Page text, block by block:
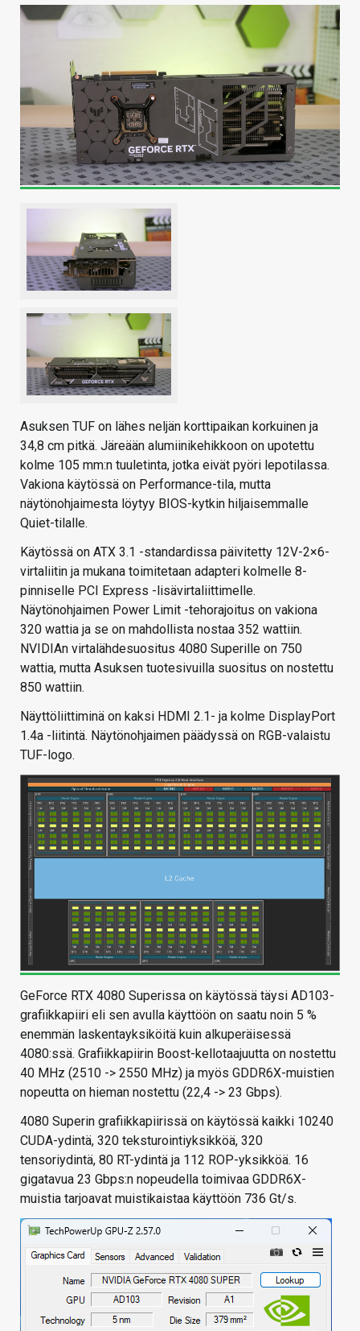
Asuksen TUF on lähes neljän korttipaikan korkuinen ja
34,8 cm pitkä. Järeään alumiinikehikkoon on upotettu
kolme 105 mm:n tuuletinta, jotka eivät pyöri lepotilassa.
Vakiona käytössä on Performance-tila, mutta
näytönohjaimesta löytyy BIOS-kytkin hiljaisemmalle
Quiet-tilalle.
Käytössä on ATX 3.1 -standardissa päivitetty 12V-2×6-
virtaliitin ja mukana toimitetaan adapteri kolmelle 8-
pinniselle PCI Express -lisävirtaliittimelle.
Näytönohjaimen Power Limit -tehorajoitus on vakiona
320 wattia ja se on mahdollista nostaa 352 wattiin.
NVIDIAn virtalähdesuositus 4080 Superille on 750
wattia, mutta Asuksen tuotesivuilla suositus on nostettu
850 wattiin.
Näyttöliittiminä on kaksi HDMI 2.1- ja kolme DisplayPort
1.4a -liitintä. Näytönohjaimen päädyssä on RGB-valaistu
TUF-logo.
GeForce RTX 4080 Superissa on käytössä täysi AD103-
grafiikkapiiri eli sen avulla käyttöön on saatu noin 5 %
enemmän laskentayksiköitä kuin alkuperäisessä
4080:ssä. Grafiikkapiirin Boost-kellotaajuutta on nostettu
40 MHz (2510 -> 2550 MHz) ja myös GDDR6X-muistien
nopeutta on hieman nostettu (22,4 -> 23 Gbps).
4080 Superin grafiikkapiirissä on käytössä kaikki 10240
CUDA-ydintä, 320 teksturointiyksikköä, 320
tensoriydintä, 80 RT-ydintä ja 112 ROP-yksikköä. 16
gigatavua 23 Gbps:n nopeudella toimivaa GDDR6X-
muistia tarjoavat muistikaistaa käyttöön 736 Gt/s.